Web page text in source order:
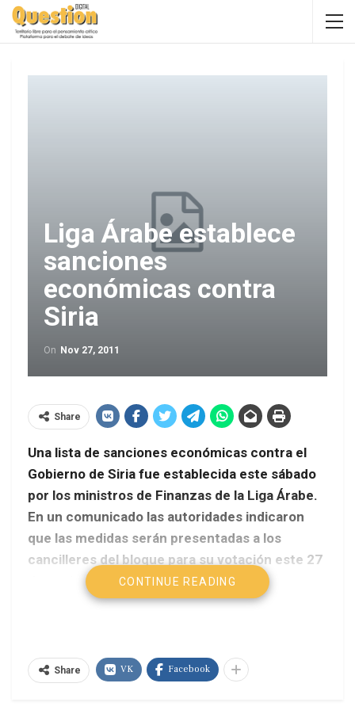
Liga Árabe establece
sanciones
económicas contra
Siria
On Nov 27, 2011
Share
Una lista de sanciones económicas contra el
Gobierno de Siria fue establecida este sábado
por los ministros de Finanzas de la Liga Árabe.
En un comunicado las autoridades indicaron
que las medidas serán presentadas a los
cancilleres del bloque para su votación este 27
de noviembre.
autoridades sirias para que ingresen a los países
CONTINUE READING
Share VK Facebook